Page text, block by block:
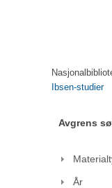
Ibsen-studier
Avgrens
År